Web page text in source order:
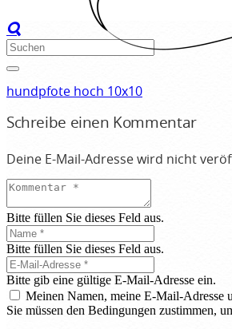
hundpfote hoch 10x10
Schreibe einen Kommentar
Deine E-Mail-Adresse wird nicht
Bitte füllen Sie dieses Feld aus.
Bitte füllen Sie dieses Feld aus.
Bitte gib eine gültige E-Mail-Adresse ein.
Meinen Namen, meine E-Mail-Adresse
Sie müssen den Bedingungen zustimmen,